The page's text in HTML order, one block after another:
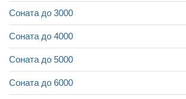
Соната до 3000
Соната до 4000
Соната до 5000
Соната до 6000